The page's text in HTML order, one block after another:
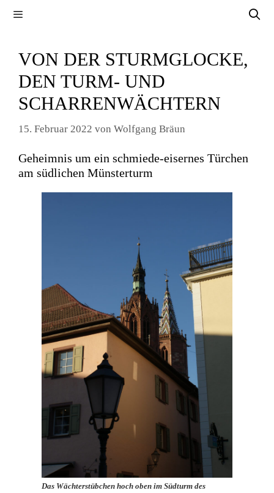
VON DER STURMGLOCKE,
DEN TURM- UND
SCHARRENWÄCHTERN
15. Februar 2022 von Wolfgang Bräun
Geheimnis um ein schmiede-eisernes Türchen
am südlichen Münsterturm
Das Wächterstübchen hoch oben im Südturm des